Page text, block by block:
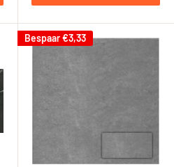
Bespaar€3,33